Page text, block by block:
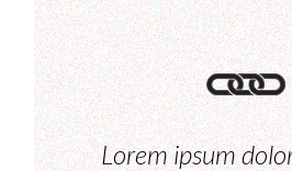
Lorem ipsum